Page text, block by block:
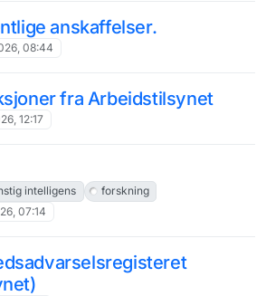
anskaffelser.
08:44
fra Arbeidstilsynet
12:17
intelligens
forskning
07:14